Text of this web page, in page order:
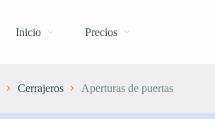
Inicio Precios
Cerrajeros Aperturas de puertas